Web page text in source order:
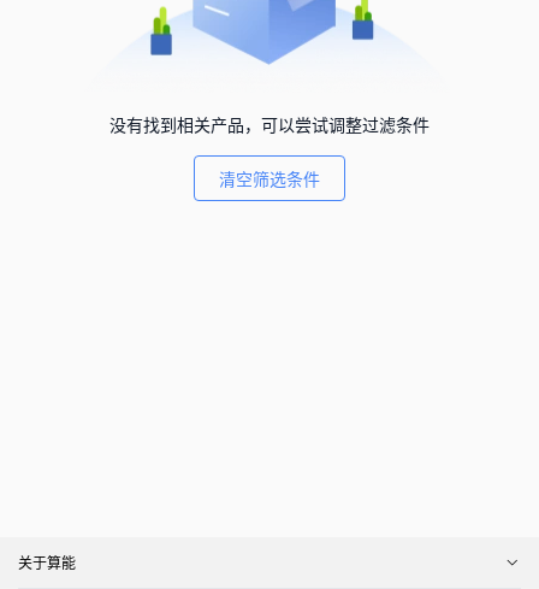
没有找到相关产品，可以尝试调整过滤条件
清空筛选条件
关于算能